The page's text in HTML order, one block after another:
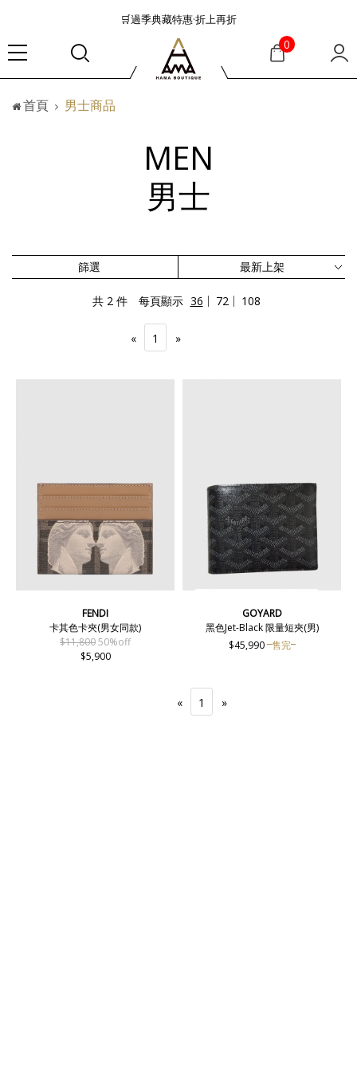
🛒過季典藏特惠·折上再折
👜大容量包款美學從不只是收納
『折扣』降臨，將時髦夏季全部收藏
🟤「萬元初」入手HEREU小眾靜奢品牌包款
🟤TODS的義大利經典美學超越了短暫流行
👜大容量包款美學從不只是收納
『折扣』降臨，將時髦夏季全部收藏
🟤「萬元初」入手HEREU小眾靜奢品牌包款
0
首頁 男士商品
MEN
男士
篩選
共 2 件 每頁顯示 36 72 108
« 1 »
FENDI
卡其色卡夾(男女同款)
$11,80050%off
$5,900
GOYARD
黑色Jet-Black 限量短夾(男)
$45,990 售完
« 1 »